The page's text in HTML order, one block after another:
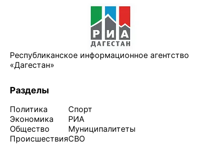
Республиканское информационное агентство
«Дагестан»
Разделы
Политика
Экономика
Общество
Происшествия
Спорт
РИА
Муниципалитеты
СВО